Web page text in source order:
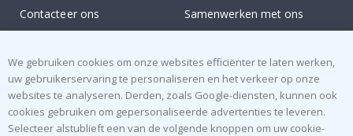
Contacteer ons
Algemene voorwaarden
Samenwerken met ons
Inspiratie
Beoordelingen
Populaire Categorieën
We gebruiken cookies om onze websites efficiënter te laten werken,
uw gebruikerservaring te personaliseren en het verkeer op onze
websites te analyseren. Derden, zoals Google-diensten, kunnen ook
cookies gebruiken om gepersonaliseerde advertenties te leveren.
Selecteer alstublieft een van de volgende knoppen om uw cookie-